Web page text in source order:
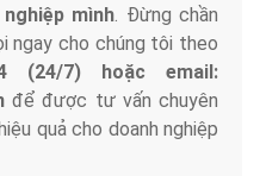
mình. Đừng chần
ngay cho chúng tôi theo
(24/7) hoặc email:
để được tư vấn chuyên
quả cho doanh nghiệp